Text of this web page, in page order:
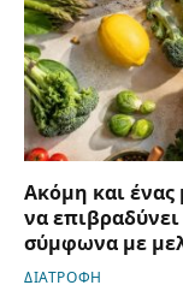
Ακόμη και ένας
να
σύμφωνα με
ΔΙΑΤΡΟΦΗ